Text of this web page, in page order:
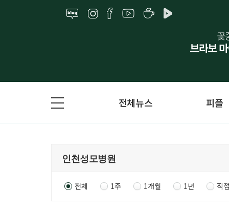
전체뉴스 피플
전체 1주 1개월 1년 직